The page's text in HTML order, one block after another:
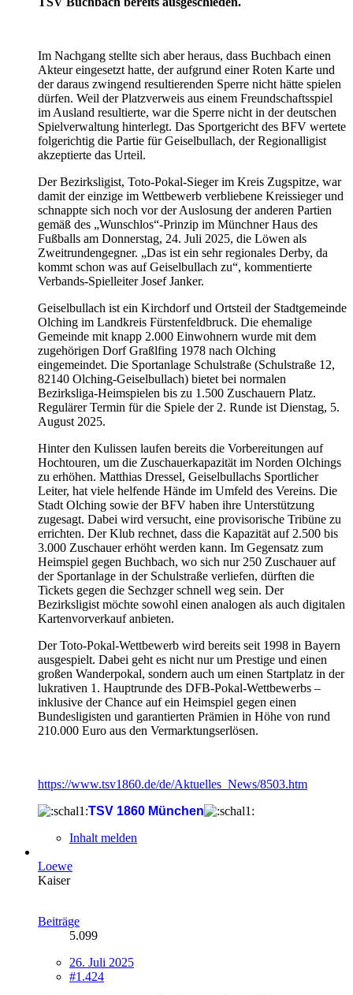
Im Nachgang stellte sich aber heraus, dass Buchbach einen
Akteur eingesetzt hatte, der aufgrund einer Roten Karte und
der daraus zwingend resultierenden Sperre nicht hätte spielen
dürfen. Weil der Platzverweis aus einem Freundschaftsspiel
im Ausland resultierte, war die Sperre nicht in der deutschen
Spielverwaltung hinterlegt. Das Sportgericht des BFV wertete
folgerichtig die Partie für Geiselbullach, der Regionalligist
akzeptierte das Urteil.
Der Bezirksligist, Toto-Pokal-Sieger im Kreis Zugspitze, war
damit der einzige im Wettbewerb verbliebene Kreissieger und
schnappte sich noch vor der Auslosung der anderen Partien
gemäß des „Wunschlos“-Prinzip im Münchner Haus des
Fußballs am Donnerstag, 24. Juli 2025, die Löwen als
Zweitrundengegner. „Das ist ein sehr regionales Derby, da
kommt schon was auf Geiselbullach zu“, kommentierte
Verbands-Spielleiter Josef Janker.
Geiselbullach ist ein Kirchdorf und Ortsteil der Stadtgemeinde
Olching im Landkreis Fürstenfeldbruck. Die ehemalige
Gemeinde mit knapp 2.000 Einwohnern wurde mit dem
zugehörigen Dorf Graßlfing 1978 nach Olching
eingemeindet. Die Sportanlage Schulstraße (Schulstraße 12,
82140 Olching-Geiselbullach) bietet bei normalen
Bezirksliga-Heimspielen bis zu 1.500 Zuschauern Platz.
Regulärer Termin für die Spiele der 2. Runde ist Dienstag, 5.
August 2025.
Hinter den Kulissen laufen bereits die Vorbereitungen auf
Hochtouren, um die Zuschauerkapazität im Norden Olchings
zu erhöhen. Matthias Dressel, Geiselbullachs Sportlicher
Leiter, hat viele helfende Hände im Umfeld des Vereins. Die
Stadt Olching sowie der BFV haben ihre Unterstützung
zugesagt. Dabei wird versucht, eine provisorische Tribüne zu
errichten. Der Klub rechnet, dass die Kapazität auf 2.500 bis
3.000 Zuschauer erhöht werden kann. Im Gegensatz zum
Heimspiel gegen Buchbach, wo sich nur 250 Zuschauer auf
der Sportanlage in der Schulstraße verliefen, dürften die
Tickets gegen die Sechzger schnell weg sein. Der
Bezirksligist möchte sowohl einen analogen als auch digitalen
Kartenvorverkauf anbieten.
Der Toto-Pokal-Wettbewerb wird bereits seit 1998 in Bayern
ausgespielt. Dabei geht es nicht nur um Prestige und einen
großen Wanderpokal, sondern auch um einen Startplatz in der
lukrativen 1. Hauptrunde des DFB-Pokal-Wettbewerbs –
inklusive der Chance auf ein Heimspiel gegen einen
Bundesligisten und garantierten Prämien in Höhe von rund
210.000 Euro aus den Vermarktungserlösen.
https://www.tsv1860.de/de/Aktuelles_News/8503.htm
TSV 1860 München
Inhalt melden
Loewe
Kaiser
Beiträge
5.099
26. Juli 2025
#1.424